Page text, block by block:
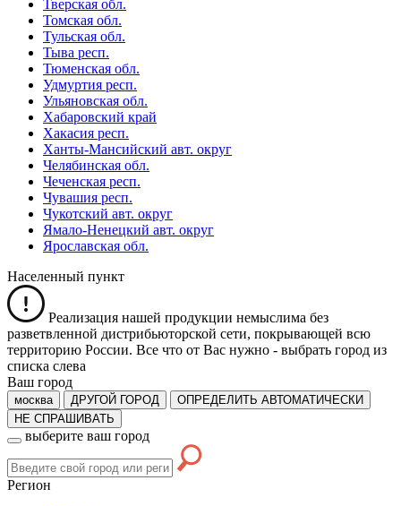
Тверская обл.
Томская обл.
Тульская обл.
Тыва респ.
Тюменская обл.
Удмуртия респ.
Ульяновская обл.
Хабаровский край
Хакасия респ.
Ханты-Мансийский авт. округ
Челябинская обл.
Чеченская респ.
Чувашия респ.
Чукотский авт. округ
Ямало-Ненецкий авт. округ
Ярославская обл.
Населенный пункт
Реализация нашей продукции немыслима без
разветвленной дистрибьюторской сети, покрывающей всю
территорию России. Все что от Вас нужно - выбрать город из
списка слева
Ваш город
москва ДРУГОЙ ГОРОД
ОПРЕДЕЛИТЬ АВТОМАТИЧЕСКИ
НЕ СПРАШИВАТЬ
выберите ваш город
Регион